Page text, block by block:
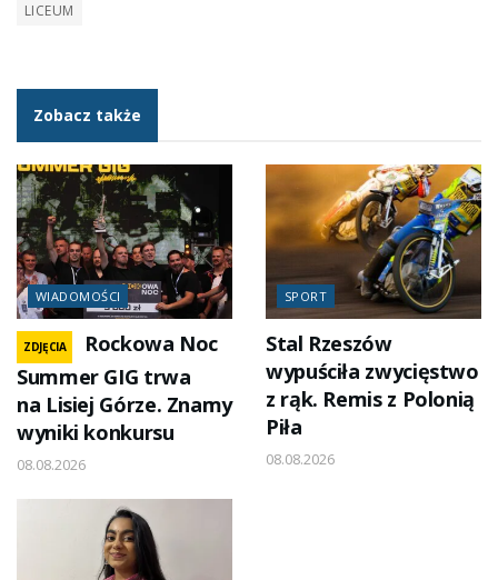
LICEUM
Zobacz także
WIADOMOŚCI
ZDJĘCIA
Rockowa Noc
Summer GIG trwa
na Lisiej Górze. Znamy
wyniki konkursu
08.08.2026
SPORT
Stal Rzeszów
wypuściła zwycięstwo
z rąk. Remis z Polonią
Piła
08.08.2026